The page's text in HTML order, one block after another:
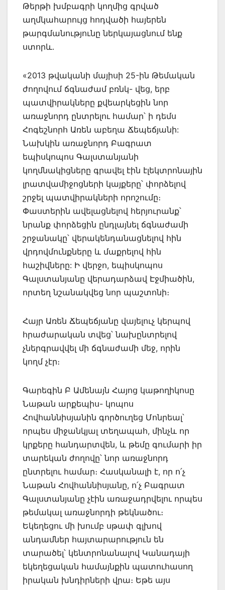
Թերթի խմբագրի կողմից գրված
աղմկահարույց հոդվածի հայերեն
թարգմանությունը ներկայացնում ենք
ստորև.
«2013 թվականի մայիսի 25-ին Թեմական
ժողովում ճգնաժամ բռնկ- վեց, երբ
պատվիրակները քվեարկեցին նոր
առաջնորդ ընտրելու համար՝ ի դեմս
Հոգեշնորհ Առեն աբեղա Ճեպեճյանի:
Նախկին առաջնորդ Բագրատ
եպիսկոպոս Գալստանյանի
կողմնակիցները գրավել էին էլեկտրոնային
լրատվամիջոցների կայքերը՝ փորձելով
շրջել պատվիրակների որոշումը։
Փաստերին ավելացնելով հերյուրանք՝
նրանք փորձեցին ընդլայնել ճգնաժամի
շրջանակը՝ վերակենդանացնելով հին
վրդովմունքները և մաքրելով հին
հաշիվները: Ի վերջո, եպիսկոպոս
Գալստանյանը վերադարձավ Էջմիածին,
որտեղ նշանակվեց նոր պաշտոնի։
Հայր Առեն Ճեպեճյանը վայելուչ կերպով
հրաժարական տվեց՝ նախընտրելով
չներգրավվել մի ճգնաժամի մեջ, որին
կողմ չէր։
Գարեգին Բ Ամենայն Հայոց կաթողիկոսը
Նաթան արքեպիս- կոպոս
Հովհաննիսյանին գործուղեց Մոնրեալ՝
որպես միջանկյալ տեղապահ, մինչև որ
կրքերը հանդարտվեն, և թեմը գումարի իր
տարեկան ժողովը՝ նոր առաջնորդ
ընտրելու համար։ Հասկանալի է, որ ո՛չ
Նաթան Հովհաննիսյանը, ո՛չ Բագրատ
Գալստանյանը չէին առաջադրվելու որպես
թեմակալ առաջնորդի թեկնածու։
Եկեղեցու մի խումբ սթափ գլխով
անդամներ հայտարարություն են
տարածել՝ կենտրոնանալով Կանադայի
եկեղեցական համայնքին պատուհասող
իրական խնդիրների վրա։ Եթե այս